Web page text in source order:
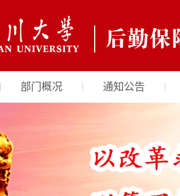
部门概况 通知公告